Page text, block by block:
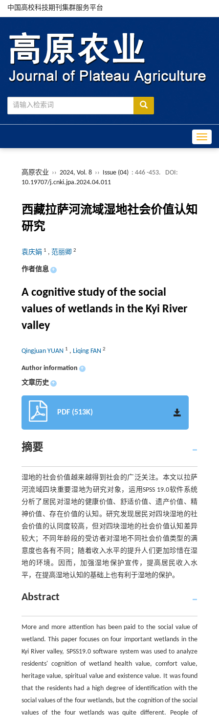
中国高校科技期刊集群服务平台
高原农业 ›› 2024, Vol. 8 ›› Issue (04) : 446 -453.
DOI:
10.19707/j.cnki.jpa.2024.04.011
西藏拉萨河流域湿地社会价值认知
研究
袁庆娟 1 , 范丽卿 2
作者信息 +
A cognitive study of the social
values of wetlands in the Kyi River
valley
Qingjuan YUAN 1 , Liqing FAN 2
Author information +
文章历史 +
PDF (513K)
摘要
湿地的社会价值越来越得到社会的广泛关注。本文以拉萨
河流域四块重要湿地为研究对象，运用SPSS 19.0软件系统
分析了居民对湿地的健康价值、舒适价值、遗产价值、精
神价值、存在价值的认知。研究发现居民对四块湿地的社
会价值的认同度较高，但对四块湿地的社会价值认知差异
较大；不同年龄段的受访者对湿地不同社会价值类型的满
意度也各有不同；随着收入水平的提升人们更加珍惜在湿
地的环境。因而，加强湿地保护宣传，提高居民收入水
平，在提高湿地认知的基础上也有利于湿地的保护。
Abstract
More and more attention has been paid to the social value of
wetland. This paper focuses on four important wetlands in the
Kyi River valley, SPSS19.0 software system was used to analyze
residents' cognition of wetland health value, comfort value,
heritage value, spiritual value and existence value. It was found
that the residents had a high degree of identification with the
social values of the four wetlands, but the cognition of the social
values of the four wetlands was quite different. People of